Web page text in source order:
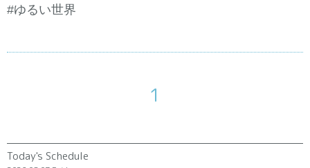
#ゆるい世界
1
Today's Schedule